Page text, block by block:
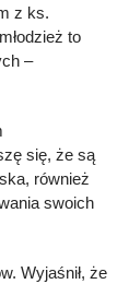
z ks.
to
–
się, że są
również
swoich
Wyjaśnił, że